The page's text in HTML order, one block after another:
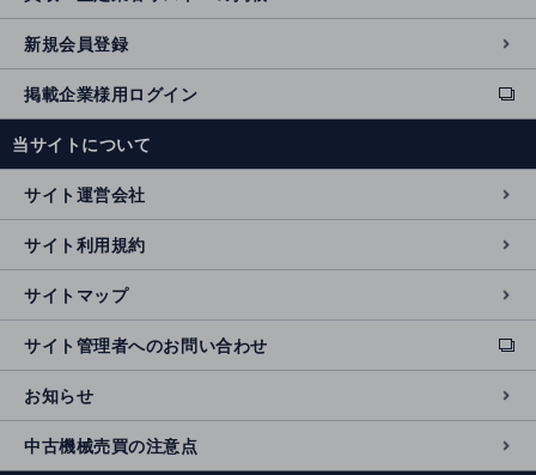
新規会員登録
掲載企業様用ログイン
ext
e
n
al
si
t
e
当サイトについて
サイト運営会社
サイト利用規約
サイトマップ
サイト管理者へのお問い合わせ
ext
e
r
n
al
お知らせ
中古機械売買の注意点